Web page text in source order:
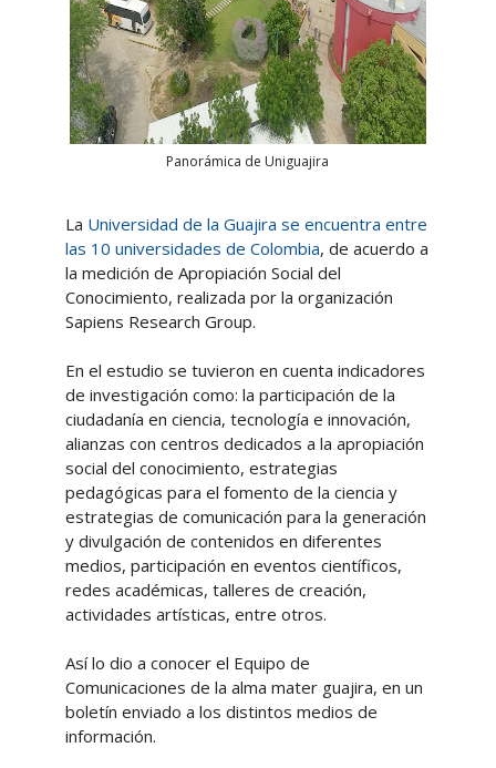
Panorámica de Uniguajira
La Universidad de la Guajira se encuentra entre
las 10 universidades de Colombia, de acuerdo a
la medición de Apropiación Social del
Conocimiento, realizada por la organización
Sapiens Research Group.
En el estudio se tuvieron en cuenta indicadores
de investigación como: la participación de la
ciudadanía en ciencia, tecnología e innovación,
alianzas con centros dedicados a la apropiación
social del conocimiento, estrategias
pedagógicas para el fomento de la ciencia y
estrategias de comunicación para la generación
y divulgación de contenidos en diferentes
medios, participación en eventos científicos,
redes académicas, talleres de creación,
actividades artísticas, entre otros.
Así lo dio a conocer el Equipo de
Comunicaciones de la alma mater guajira, en un
boletín enviado a los distintos medios de
información.